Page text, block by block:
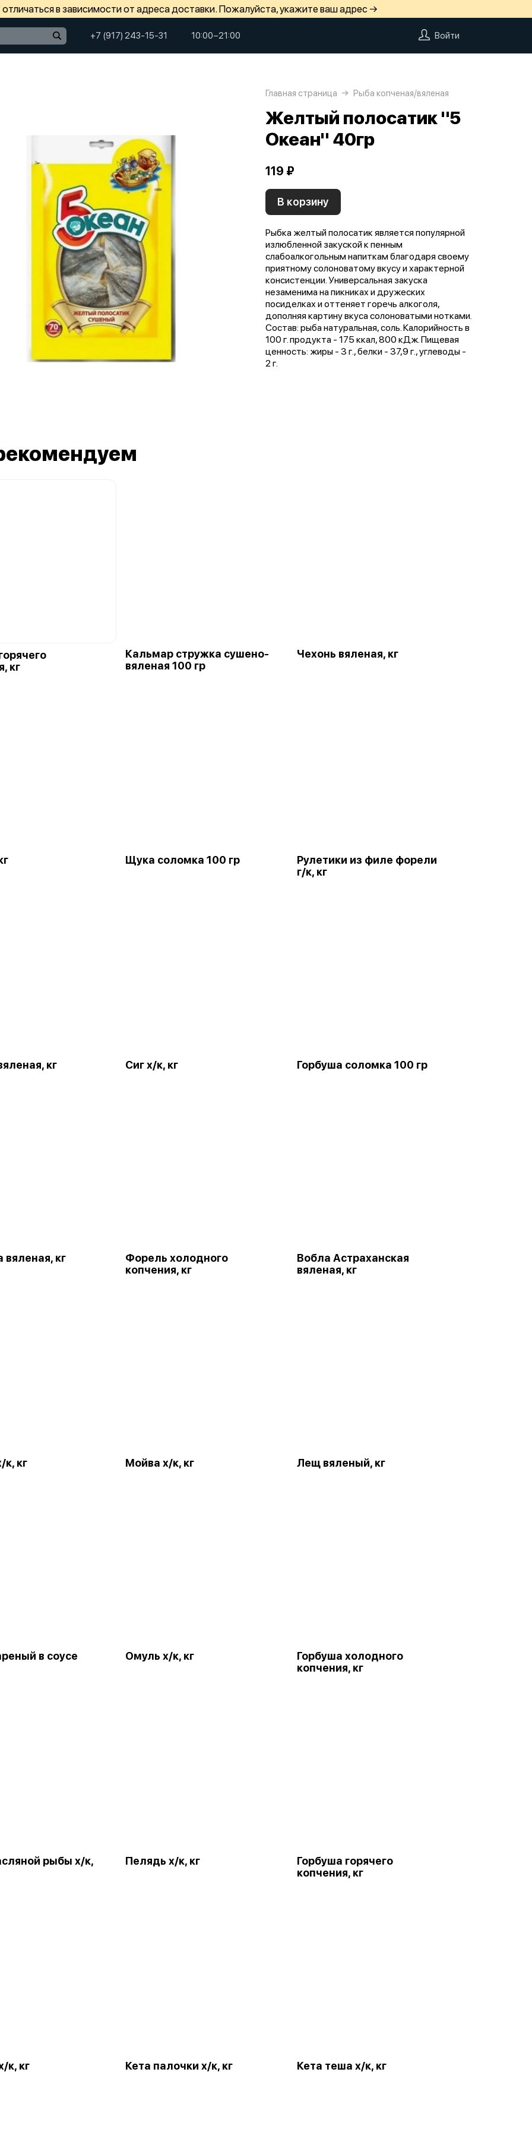
в зависимости от адреса доставки. Пожалуйста, укажите ваш адрес →
+7 (917) 243-15-31 10:00−21:00 Войти
Главная страница Рыба копченая/вяленая
Желтый полосатик "5
Океан" 40гр
119 ₽
В корзину
Рыбка желтый полосатик является популярной
излюбленной закуской к пенным
слабоалкогольным напиткам благодаря своему
приятному солоноватому вкусу и характерной
консистенции. Универсальная закуска
незаменима на пикниках и дружеских
посиделках и оттеняет горечь алкоголя,
дополняя картину вкуса солоноватыми нотками.
Состав: рыба натуральная, соль. Калорийность в
100 г. продукта - 175 ккал, 800 кДж. Пищевая
ценность: жиры - 3 г., белки - 37,9 г., углеводы -
2 г.
кг
Кальмар стружка сушено-
вяленая 100 гр
Чехонь вяленая, кг
Щука соломка 100 гр
Рулетики из филе форели
г/к, кг
кг Сиг х/к, кг Горбуша соломка 100 гр
кг
Форель холодного
копчения, кг
Вобла Астраханская
вяленая, кг
к, кг Мойва х/к, кг Лещ вяленый, кг
в соусе
Омуль х/к, кг
Горбуша холодного
копчения, кг
рыбы х/к,
Пелядь х/к, кг
Горбуша горячего
копчения, кг
к, кг Кета палочки х/к, кг Кета теша х/к, кг